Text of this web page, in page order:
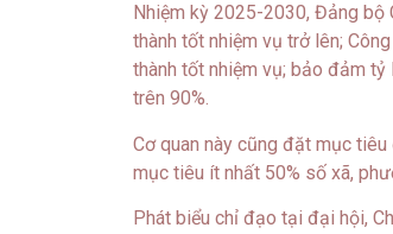
Nhiệm kỳ 2025-2030, Đảng bộ
thành tốt nhiệm vụ trở lên;
thành tốt nhiệm vụ; bảo đảm
trên 90%.
Cơ quan này cũng đặt mục
mục tiêu ít nhất 50% số xã,
Phát biểu chỉ đạo tại đại hội,